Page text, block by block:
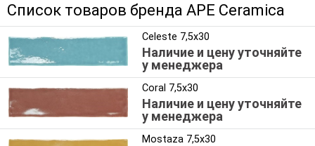
Список товаров бренда APE Ceramica
Celeste 7,5x30
Наличие и цену уточняйте
у менеджера
Coral 7,5x30
Наличие и цену уточняйте
у менеджера
Mostaza 7,5x30